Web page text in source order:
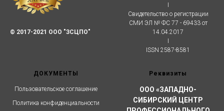
© 2017-2021 ООО "ЗСЦПО"
Свидетельство о регистрации
СМИ ЭЛ № ФС 77 - 69433 от
14.04.2017
ISSN 2587-8581
ДОКУМЕНТЫ
Пользовательское соглашение
Политика конфиденциальности
Реквизиты
ООО «ЗАПАДНО-
СИБИРСКИЙ ЦЕНТР